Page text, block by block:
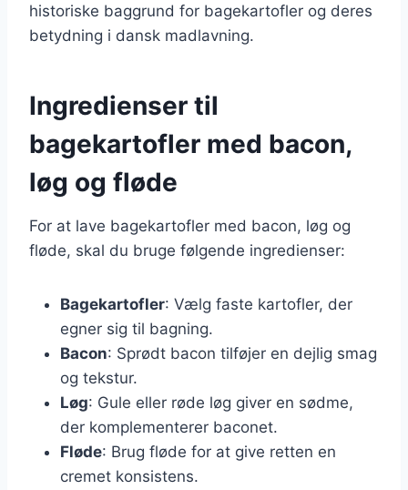
historiske baggrund for bagekartofler og deres
betydning i dansk madlavning.
Ingredienser til
bagekartofler med bacon,
løg og fløde
For at lave bagekartofler med bacon, løg og
fløde, skal du bruge følgende ingredienser:
Bagekartofler: Vælg faste kartofler, der
egner sig til bagning.
Bacon: Sprødt bacon tilføjer en dejlig smag
og tekstur.
Løg: Gule eller røde løg giver en sødme,
der komplementerer baconet.
Fløde: Brug fløde for at give retten en
cremet konsistens.